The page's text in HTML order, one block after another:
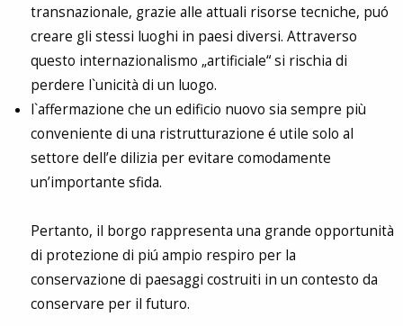
transnazionale, grazie alle attuali risorse tecniche, puó
creare gli stessi luoghi in paesi diversi. Attraverso
questo internazionalismo „artificiale“ si rischia di
perdere l`unicità di un luogo.
l`affermazione che un edificio nuovo sia sempre più
conveniente di una ristrutturazione é utile solo al
settore dell’e dilizia per evitare comodamente
un’importante sfida.
Pertanto, il borgo rappresenta una grande opportunità
di protezione di piú ampio respiro per la
conservazione di paesaggi costruiti in un contesto da
conservare per il futuro.